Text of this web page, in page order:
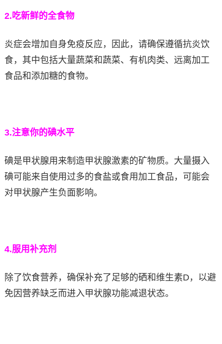
2.吃新鲜的全食物
炎症会增加自身免疫反应，因此，请确保遵循抗炎饮
食，其中包括大量蔬菜和蔬菜、有机肉类、远离加工
食品和添加糖的食物。
3.注意你的碘水平
碘是甲状腺用来制造甲状腺激素的矿物质。大量摄入
碘可能来自使用过多的食盐或食用加工食品，可能会
对甲状腺产生负面影响。
4.服用补充剂
除了饮食营养，确保补充了足够的硒和维生素D，以避
免因营养缺乏而进入甲状腺功能减退状态。